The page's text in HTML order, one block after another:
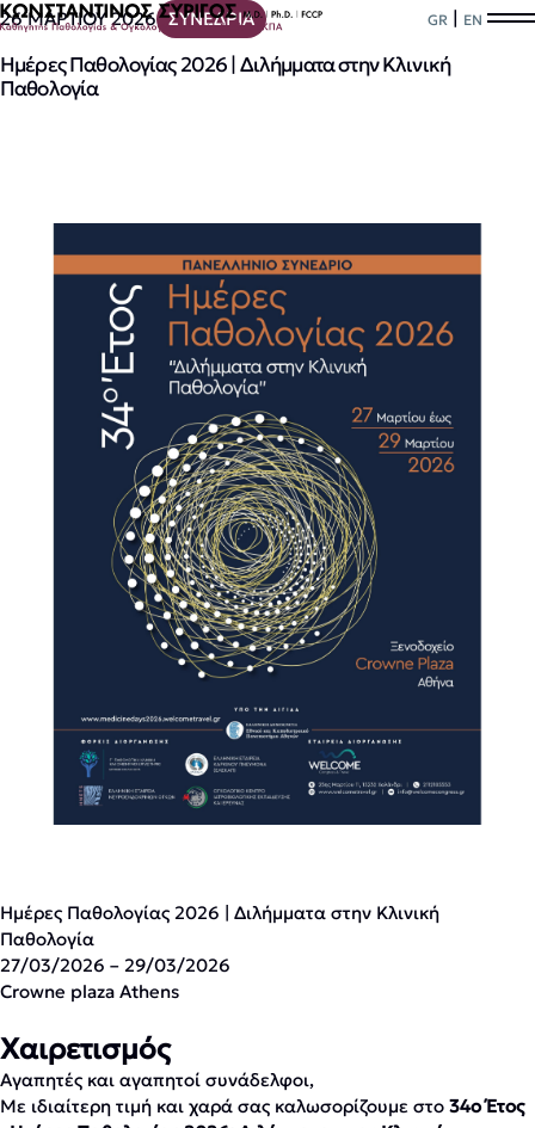
GR | EN
26 ΜΑΡΤΙΟΥ 2026 ΣΥΝΕΔΡΙΑ
Ημέρες Παθολογίας 2026 | Διλήμματα στην Κλινική
Παθολογία
Ημέρες Παθολογίας 2026 | Διλήμματα στην Κλινική
Παθολογία
27/03/2026 – 29/03/2026
Crowne plaza Athens
Χαιρετισμός
Αγαπητές και αγαπητοί συνάδελφοι,
Με ιδιαίτερη τιμή και χαρά σας καλωσορίζουμε στο 34o Έτος